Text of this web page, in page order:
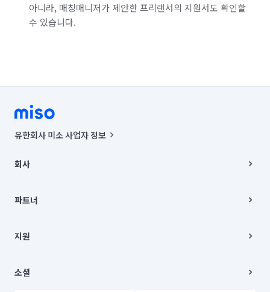
아니라, 매칭매니저가 제안한 프리랜서의 지원서도 확인할
수 있습니다.
유한회사 미소 사업자 정보
00019 |
주소 | 본사: 서울특별시 종로구 율곡로 6(중학동, 트윈트리빌딩) B동 5층
컨택센터 : 서울특별시 종로구 수송동 율곡로 24, 7층, 8층 미소
상품, 상품정보, 거래에 관한 의무와 책임은 거래당사자에게 있습니다.
언론 보도 관련 문의:
© 유한회사 미소. Miso, Inc. All Rights Reserved.
회사
채용
파트너
이사
지원
이용약관
소셜